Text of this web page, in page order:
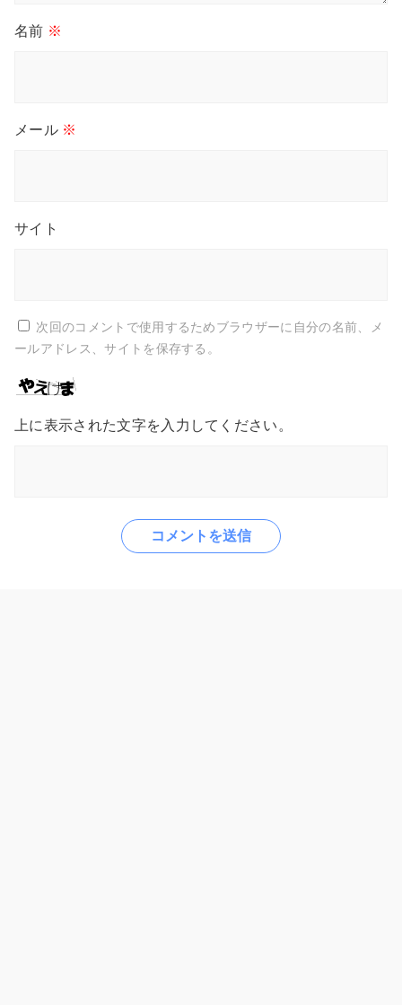
名前 ※
メール ※
サイト
次回のコメントで使用するためブラウザーに自分の名前、メ
ールアドレス、サイトを保存する。
上に表示された文字を入力してください。